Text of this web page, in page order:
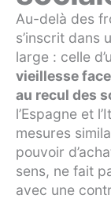
Au-delà des
s’inscrit dans
large : celle
vieillesse
au recul des
l’Espagne et
mesures
pouvoir
sens, ne fait
avec une